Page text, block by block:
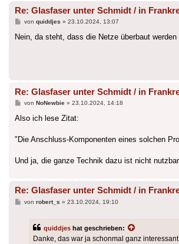
Re: Glasfaser unter Schmidt / in
Beitrag
von quiddjes » 23.10.2024, 13:07
Nein, da steht, dass die Netze überbaut
Re: Glasfaser unter Schmidt / in
Beitrag
von NoNewbie» 23.10.2024, 14:18
Also ich lese Zitat:
"Die Anschluss-Komponenten eines solchen
Und ja, die ganze Technik dazu ist nicht
Re: Glasfaser unter Schmidt / in
Beitrag
von robert_s » 23.10.2024, 19:10
quiddjes hat geschrieben:
Danke, das war ja schonmal ganz